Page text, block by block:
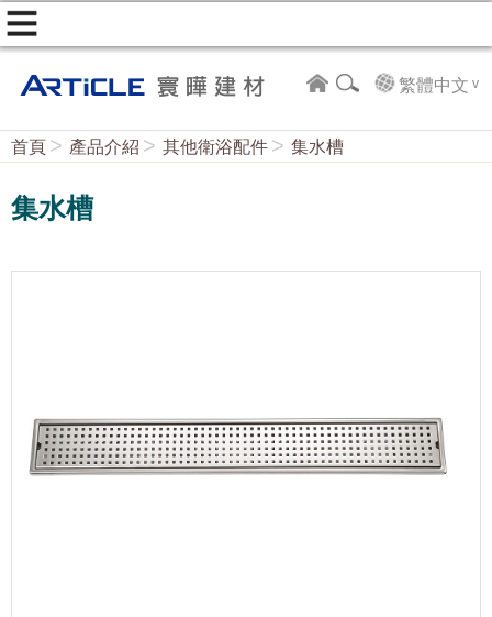
繁體中文
首頁 產品介紹 其他衛浴配件 集水槽
集水槽